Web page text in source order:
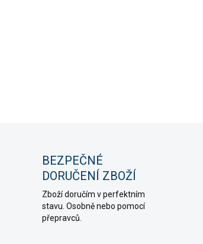
BEZPEČNÉ
DORUČENÍ ZBOŽÍ
Zboží doručím v perfektním
stavu. Osobně nebo pomocí
přepravců.